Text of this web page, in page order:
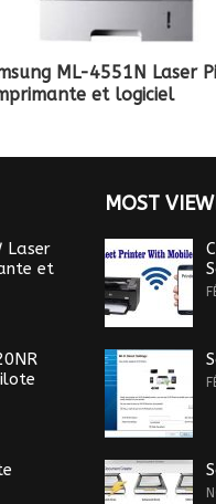
ML-4551N Laser
et logiciel
Laser
et
MOST